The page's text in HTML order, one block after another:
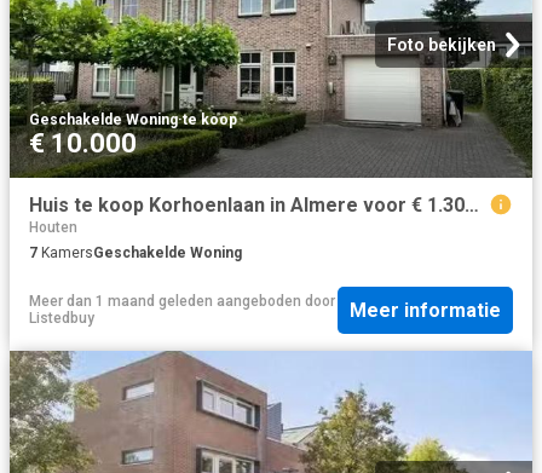
Foto bekijken
Geschakelde Woning·te koop
€ 10.000
Huis te koop Korhoenlaan in Almere voor € 1.300.000
Houten
7 KamersGeschakelde Woning
Meer dan 1 maand geleden aangeboden door
Listedbuy
Meer informatie